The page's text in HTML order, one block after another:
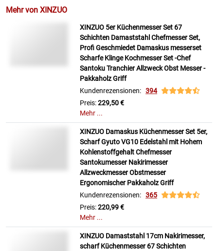
Mehr von XINZUO
XINZUO 5er Küchenmesser Set 67
Schichten Damaststahl Chefmesser Set,
Profi Geschmiedet Damaskus messerset
Scharfe Klinge Kochmesser Set -Chef
Santoku Tranchier Allzweck Obst Messer -
Pakkaholz Griff
Kundenrezensionen: 394
Preis:229,50 €
Mehr ...
XINZUO Damaskus Küchenmesser Set 5er,
Scharf Gyuto VG10 Edelstahl mit Hohem
Kohlenstoffgehalt Chefmesser
Santokumesser Nakirimesser
Allzweckmesser Obstmesser
Ergonomischer Pakkaholz Griff
Kundenrezensionen: 365
Preis:220,99 €
Mehr ...
XINZUO Damaststahl 17cm Nakirimesser,
scharf Küchenmesser 67 Schichten